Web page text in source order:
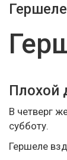
Плохой
В четверг
субботу.
Гершеле